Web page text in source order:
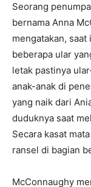
Seorang
bernama Anna
mengatakan,
beberapa ular
letak pastinya
anak-anak di
yang naik dari
duduknya saat
Secara kasat
ransel di bagian
McConnaughy